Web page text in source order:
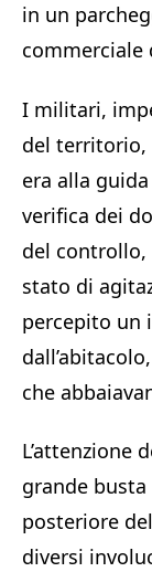
in un
commerciale
I militari,
del territorio,
era alla
verifica dei
del
stato di
percepito un
che
L’attenzione
grande
posteriore
diversi